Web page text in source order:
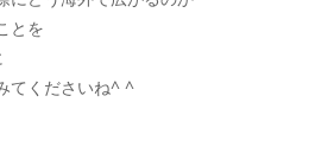
とを
てくださいね^ ^